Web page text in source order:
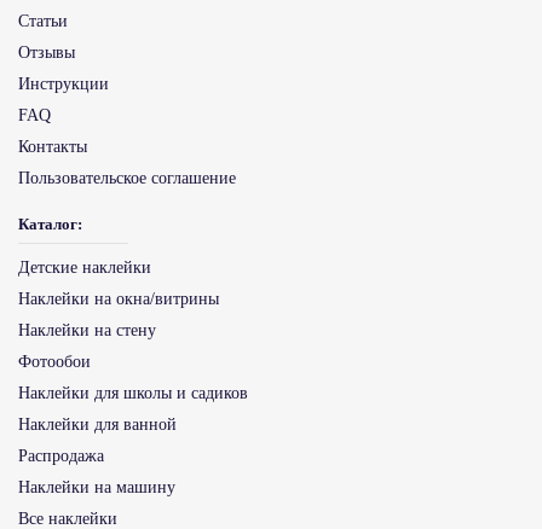
Статьи
Отзывы
Инструкции
FAQ
Контакты
Пользовательское соглашение
Каталог:
Детские наклейки
Наклейки на окна/витрины
Наклейки на стену
Фотообои
Наклейки для школы и садиков
Наклейки для ванной
Распродажа
Наклейки на машину
Все наклейки